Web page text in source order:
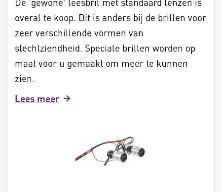
overal te koop. Dit is anders bij de brillen voor
zeer verschillende vormen van
slechtziendheid. Speciale brillen worden op
maat voor u gemaakt om meer te kunnen
zien.
Lees meer